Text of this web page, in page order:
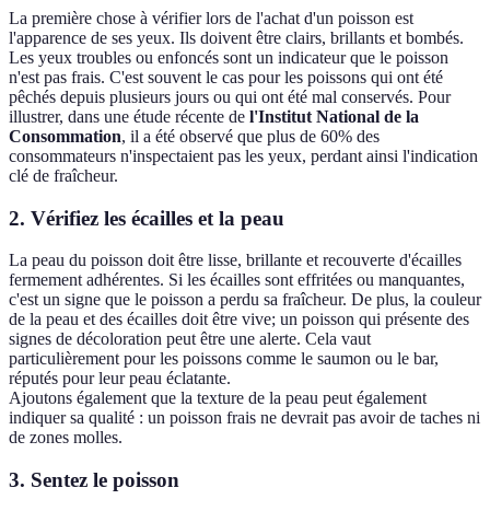
La première chose à vérifier lors de l'achat d'un poisson est
l'apparence de ses yeux. Ils doivent être clairs, brillants et bombés.
Les yeux troubles ou enfoncés sont un indicateur que le poisson
n'est pas frais. C'est souvent le cas pour les poissons qui ont été
pêchés depuis plusieurs jours ou qui ont été mal conservés. Pour
illustrer, dans une étude récente de l'Institut National de la
Consommation, il a été observé que plus de 60% des
consommateurs n'inspectaient pas les yeux, perdant ainsi l'indication
clé de fraîcheur.
2. Vérifiez les écailles et la peau
La peau du poisson doit être lisse, brillante et recouverte d'écailles
fermement adhérentes. Si les écailles sont effritées ou manquantes,
c'est un signe que le poisson a perdu sa fraîcheur. De plus, la couleur
de la peau et des écailles doit être vive; un poisson qui présente des
signes de décoloration peut être une alerte. Cela vaut
particulièrement pour les poissons comme le saumon ou le bar,
réputés pour leur peau éclatante.
Ajoutons également que la texture de la peau peut également
indiquer sa qualité : un poisson frais ne devrait pas avoir de taches ni
de zones molles.
3. Sentez le poisson